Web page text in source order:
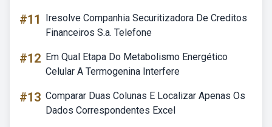
#11
Iresolve Companhia Securitizadora De Creditos
Financeiros S.a. Telefone
#12 Em Qual Etapa Do Metabolismo Energético
Celular A Termogenina Interfere
#13 Comparar Duas Colunas E Localizar Apenas Os
Dados Correspondentes Excel